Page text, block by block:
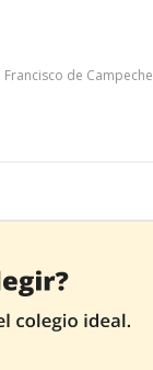
de Campeche